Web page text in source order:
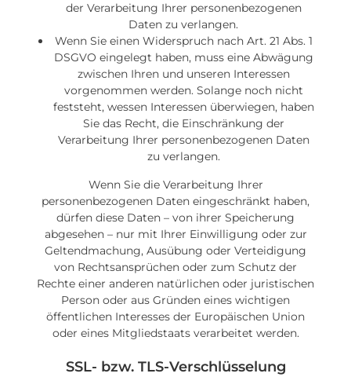
der Verarbeitung Ihrer personenbezogenen
Daten zu verlangen.
Wenn Sie einen Widerspruch nach Art. 21 Abs. 1
DSGVO eingelegt haben, muss eine Abwägung
zwischen Ihren und unseren Interessen
vorgenommen werden. Solange noch nicht
feststeht, wessen Interessen überwiegen, haben
Sie das Recht, die Einschränkung der
Verarbeitung Ihrer personenbezogenen Daten
zu verlangen.
Wenn Sie die Verarbeitung Ihrer
personenbezogenen Daten eingeschränkt haben,
dürfen diese Daten – von ihrer Speicherung
abgesehen – nur mit Ihrer Einwilligung oder zur
Geltendmachung, Ausübung oder Verteidigung
von Rechtsansprüchen oder zum Schutz der
Rechte einer anderen natürlichen oder juristischen
Person oder aus Gründen eines wichtigen
öffentlichen Interesses der Europäischen Union
oder eines Mitgliedstaats verarbeitet werden.
SSL- bzw. TLS-Verschlüsselung